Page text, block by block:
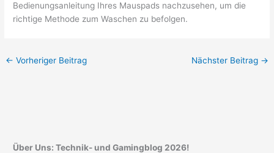
Bedienungsanleitung Ihres Mauspads nachzusehen, um die
richtige Methode zum Waschen zu befolgen.
← Vorheriger Beitrag Nächster Beitrag →
Über Uns: Technik- und Gamingblog 2026!